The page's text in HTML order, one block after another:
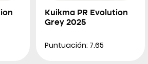
Kuikma PR Evolution
Grey 2025
Puntuación: 7.65